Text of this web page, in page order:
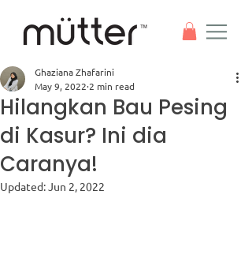
Hilangkan Bau Pesing
di Kasur? Ini dia
Caranya!
Ghaziana Zhafarini
May 9, 2022 2 min read
Updated:Jun 2, 2022